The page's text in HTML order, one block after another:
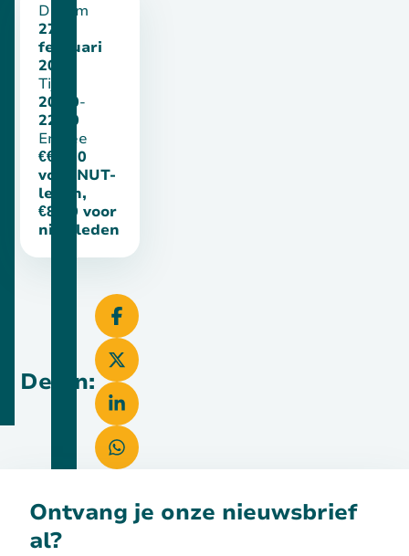
Delen:
Datum
27
februari
2026
Tijd
20:30-
22:30
Entree
€€6,50
voor NUT-
leden,
€8,50 voor
niet-leden
Ontvang je onze nieuwsbrief
al?